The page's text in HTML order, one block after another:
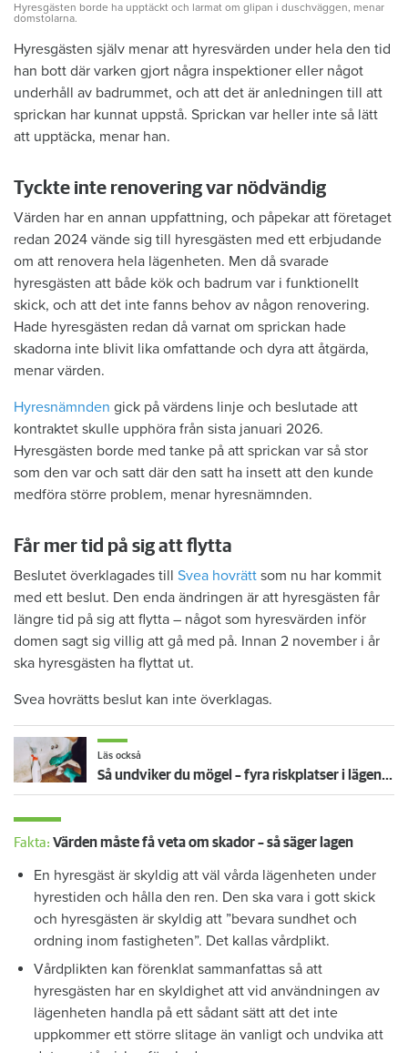
Hyresgästen borde ha upptäckt och larmat om glipan i duschväggen, menar
domstolarna.
Hyresgästen själv menar att hyresvärden under hela den tid
han bott där varken gjort några inspektioner eller något
underhåll av badrummet, och att det är anledningen till att
sprickan har kunnat uppstå. Sprickan var heller inte så lätt
att upptäcka, menar han.
Tyckte inte renovering var nödvändig
Värden har en annan uppfattning, och påpekar att företaget
redan 2024 vände sig till hyresgästen med ett erbjudande
om att renovera hela lägenheten. Men då svarade
hyresgästen att både kök och badrum var i funktionellt
skick, och att det inte fanns behov av någon renovering.
Hade hyresgästen redan då varnat om sprickan hade
skadorna inte blivit lika omfattande och dyra att åtgärda,
menar värden.
Hyresnämnden gick på värdens linje och beslutade att
kontraktet skulle upphöra från sista januari 2026.
Hyresgästen borde med tanke på att sprickan var så stor
som den var och satt där den satt ha insett att den kunde
medföra större problem, menar hyresnämnden.
Får mer tid på sig att flytta
Beslutet överklagades till Svea hovrätt som nu har kommit
med ett beslut. Den enda ändringen är att hyresgästen får
längre tid på sig att flytta – något som hyresvärden inför
domen sagt sig villig att gå med på. Innan 2 november i år
ska hyresgästen ha flyttat ut.
Svea hovrätts beslut kan inte överklagas.
Läs också
Så undviker du mögel – fyra riskplatser i lägenheten: ”Måste städa bort”
Fakta: Värden måste få veta om skador – så säger lagen
En hyresgäst är skyldig att väl vårda lägenheten under
hyrestiden och hålla den ren. Den ska vara i gott skick
och hyresgästen är skyldig att ”bevara sundhet och
ordning inom fastigheten”. Det kallas vårdplikt.
Vårdplikten kan förenklat sammanfattas så att
hyresgästen har en skyldighet att vid användningen av
lägenheten handla på ett sådant sätt att det inte
uppkommer ett större slitage än vanligt och undvika att